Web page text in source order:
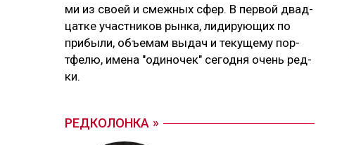
ми из своей и смеж­ных сфер. В пер­вой двад­
цат­ке учас­тни­ков рын­ка, ли­ди­рую­щих по
при­бы­ли, объ­емам вы­дач и те­ку­ще­му пор­
тфе­лю, име­на "оди­но­чек" се­год­ня очень ред­
ки.
РЕДКОЛОНКА